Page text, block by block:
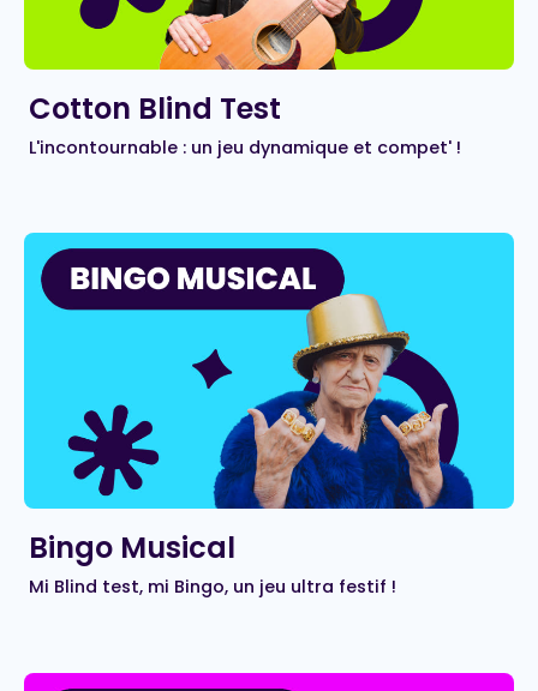
Cotton Blind Test
L'incontournable : un jeu dynamique et compet' !
Bingo Musical
Mi Blind test, mi Bingo, un jeu ultra festif !